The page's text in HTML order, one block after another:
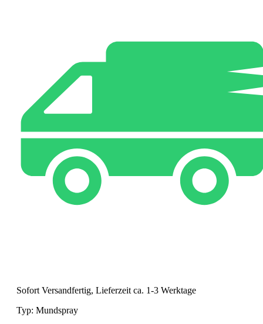
Sofort Versandfertig, Lieferzeit ca. 1-3 Werktage
Typ: Mundspray